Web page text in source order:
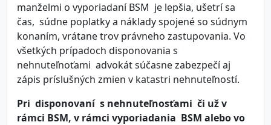
manželmi o vyporiadaní BSM je lepšia, ušetrí sa
čas, súdne poplatky a náklady spojené so súdnym
konaním, vrátane trov právneho zastupovania. Vo
všetkých prípadoch disponovania s
nehnuteľnoťami advokát súčasne zabezpečí aj
zápis príslušných zmien v katastri nehnuteľností.
Pri disponovaní s nehnuteľnosťami či už v
rámci BSM, v rámci vyporiadania BSM alebo vo